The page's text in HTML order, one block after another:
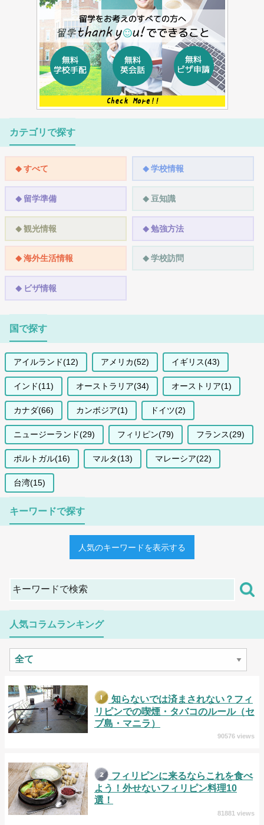
カテゴリで探す
すべて 学校情報
留学準備 豆知識
観光情報 勉強方法
海外生活情報 学校訪問
ビザ情報
国で探す
アイルランド(12) アメリカ(52) イギリス(43)
インド(11) オーストラリア(34) オーストリア(1)
カナダ(66) カンボジア(1) ドイツ(2)
ニュージーランド(29) フィリピン(79) フランス(29)
ポルトガル(16) マルタ(13) マレーシア(22)
台湾(15)
キーワードで探す
人気のキーワードを表示する
人気コラムランキング
知らないでは済まされない？フィ
リピンでの喫煙・タバコのルール（セ
ブ島・マニラ）
90576 views
フィリピンに来るならこれを食べ
よう！外せないフィリピン料理10
選！
81881 views